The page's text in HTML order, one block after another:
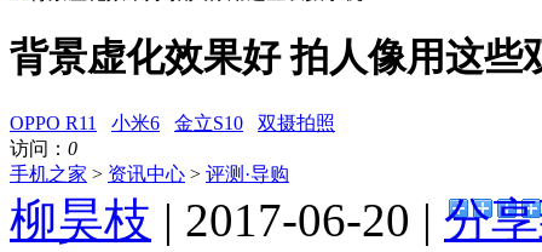
背景虚化效果好 拍人像用这些
OPPO R11 小米6 金立S10
双摄拍照
访问： 0
手机之家 > 资讯中心 > 评测·导购
柳昊枝 | 2017-06-20 | 分